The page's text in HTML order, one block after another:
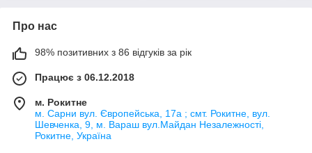
Про нас
98% позитивних з 86 відгуків за рік
Працює з 06.12.2018
м. Рокитне
м. Сарни вул. Європейська, 17а ; смт. Рокитне, вул.
Шевченка, 9, м. Вараш вул.Майдан Незалежності,
Рокитне, Україна